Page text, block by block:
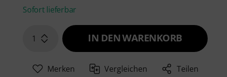
Sofort lieferbar
1 IN DEN WARENKORB
Merken Vergleichen Teilen